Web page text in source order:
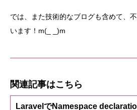
では、また技術的なブログも含めて、
います！m(_ _)m
関連記事はこちら